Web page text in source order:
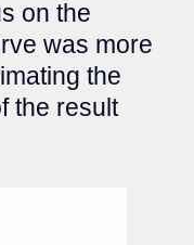
on the
was more
the
the result